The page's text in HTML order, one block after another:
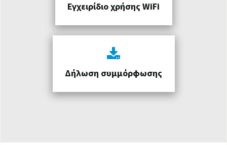
Εγχειρίδιο χρήσης WiFi
Δήλωση συμμόρφωσης